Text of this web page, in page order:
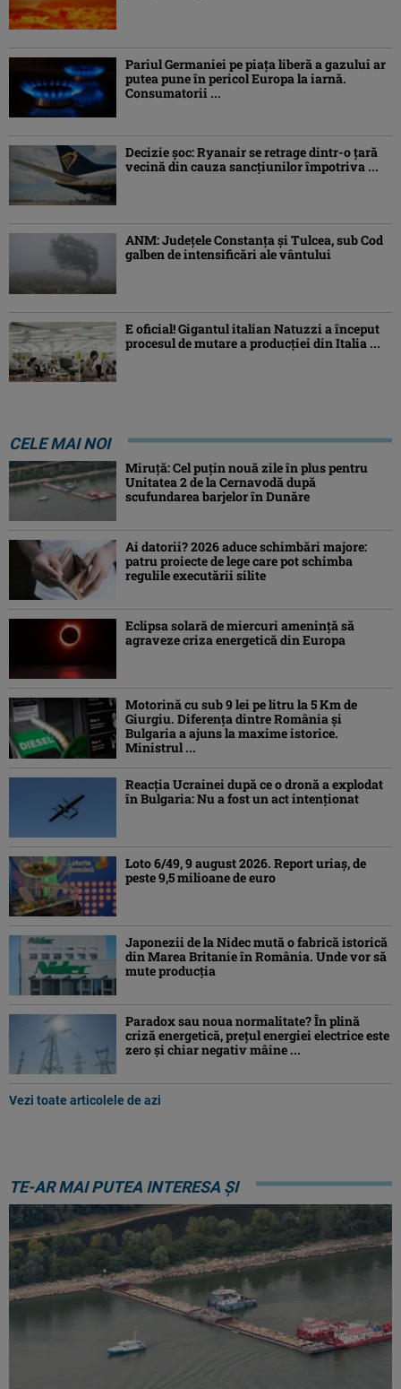
Pariul Germaniei pe piaţa liberă a gazului ar
putea pune în pericol Europa la iarnă.
Consumatorii ...
Decizie șoc: Ryanair se retrage dintr-o țară
vecină din cauza sancțiunilor împotriva ...
ANM: Judeţele Constanţa şi Tulcea, sub Cod
galben de intensificări ale vântului
E oficial! Gigantul italian Natuzzi a început
procesul de mutare a producției din Italia ...
CELE MAI NOI
Miruță: Cel puțin nouă zile în plus pentru
Unitatea 2 de la Cernavodă după
scufundarea barjelor în Dunăre
Ai datorii? 2026 aduce schimbări majore:
patru proiecte de lege care pot schimba
regulile executării silite
Eclipsa solară de miercuri ameninţă să
agraveze criza energetică din Europa
Motorină cu sub 9 lei pe litru la 5 Km de
Giurgiu. Diferența dintre România și
Bulgaria a ajuns la maxime istorice.
Ministrul ...
Reacția Ucrainei după ce o dronă a explodat
în Bulgaria: Nu a fost un act intenționat
Loto 6/49, 9 august 2026. Report uriaș, de
peste 9,5 milioane de euro
Japonezii de la Nidec mută o fabrică istorică
din Marea Britanie în România. Unde vor să
mute producția
Paradox sau noua normalitate? În plină
criză energetică, prețul energiei electrice este
zero și chiar negativ mâine ...
Vezi toate articolele de azi
TE-AR MAI PUTEA INTERESA ȘI